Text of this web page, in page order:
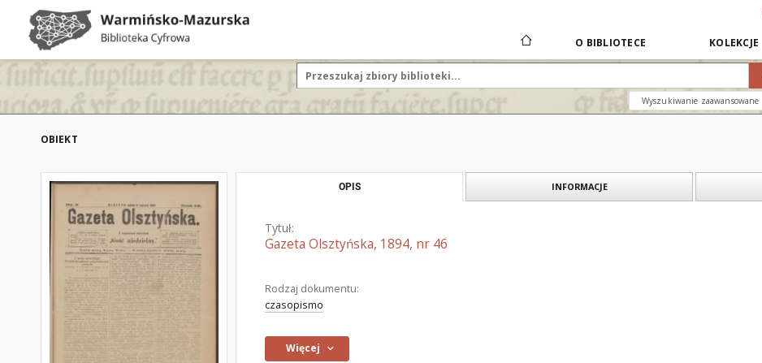
O BIBLIOTECE KOLEKCJE
Wyszukiwanie zaawansowane
OBIEKT
OPIS INFORMACJE
Tytuł:
Gazeta Olsztyńska, 1894, nr 46
Rodzaj dokumentu:
czasopismo
Więcej